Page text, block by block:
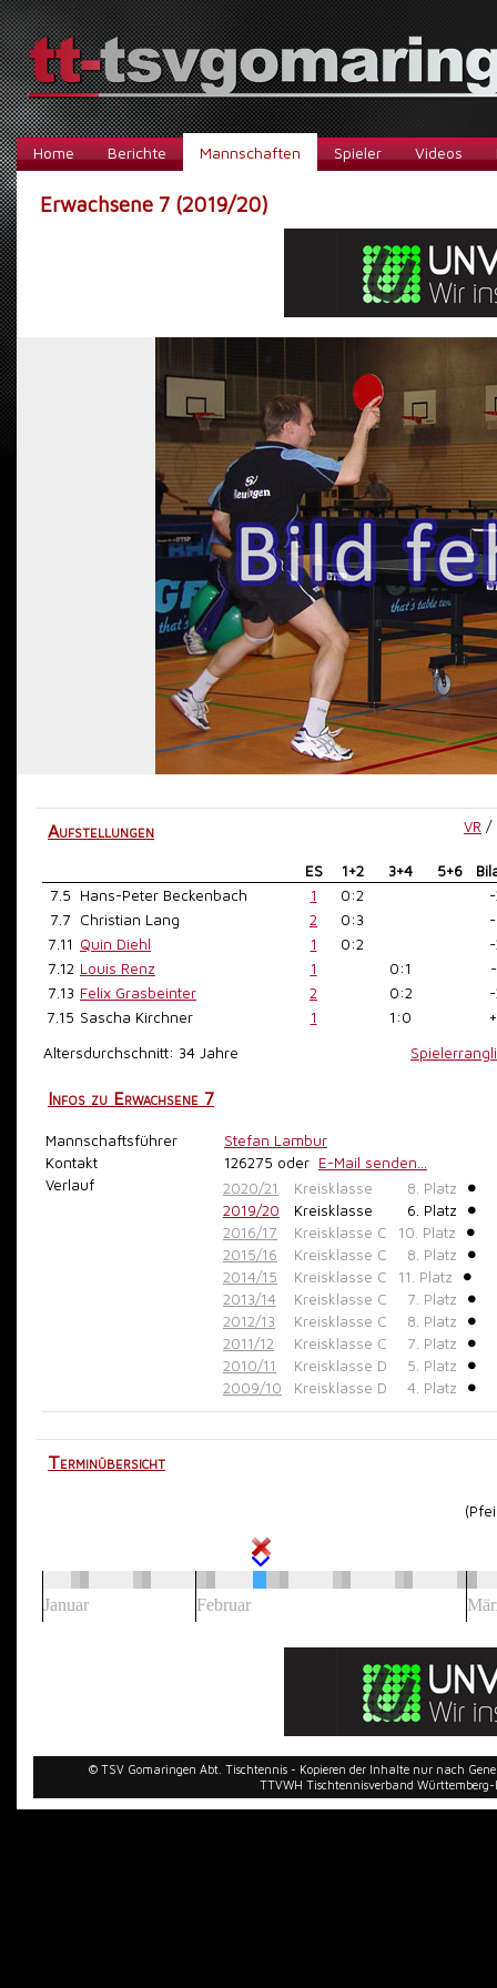
Home Berichte Mannschaften Spieler Videos
Erwachsene 7 (2019/20)
VR /
Aufstellungen
ES 1+2 3+4 5+6
7.5
Hans-Peter Beckenbach 1 0:2
7.7
Christian Lang 2 0:3
7.11 Quin Diehl 1 0:2
7.12 Louis Renz 1 0:1
7.13 Felix Grasbeinter 2 0:2
7.15 Sascha Kirchner 1 1:0
Altersdurchschnitt: 34 Jahre
Infos zu Erwachsene 7
Mannschaftsführer
Stefan Lambur
Kontakt
126275 oder E-Mail senden...
Verlauf
2020/21 Kreisklasse
8. Platz
2019/20
Kreisklasse
6. Platz
2016/17
Kreisklasse C
10. Platz
2015/16
Kreisklasse C
8. Platz
2014/15
Kreisklasse C
11. Platz
2013/14
Kreisklasse C
7. Platz
2012/13
Kreisklasse C
8. Platz
2011/12
Kreisklasse C
7. Platz
2010/11
Kreisklasse D
5. Platz
2009/10
Kreisklasse D 4. Platz
Terminübersicht
(Pfeile
Januar Februar
© TSV Gomaringen Abt. Tischtennis - Kopieren der Inhalte nur nach
TTVWH Tischtennisverband